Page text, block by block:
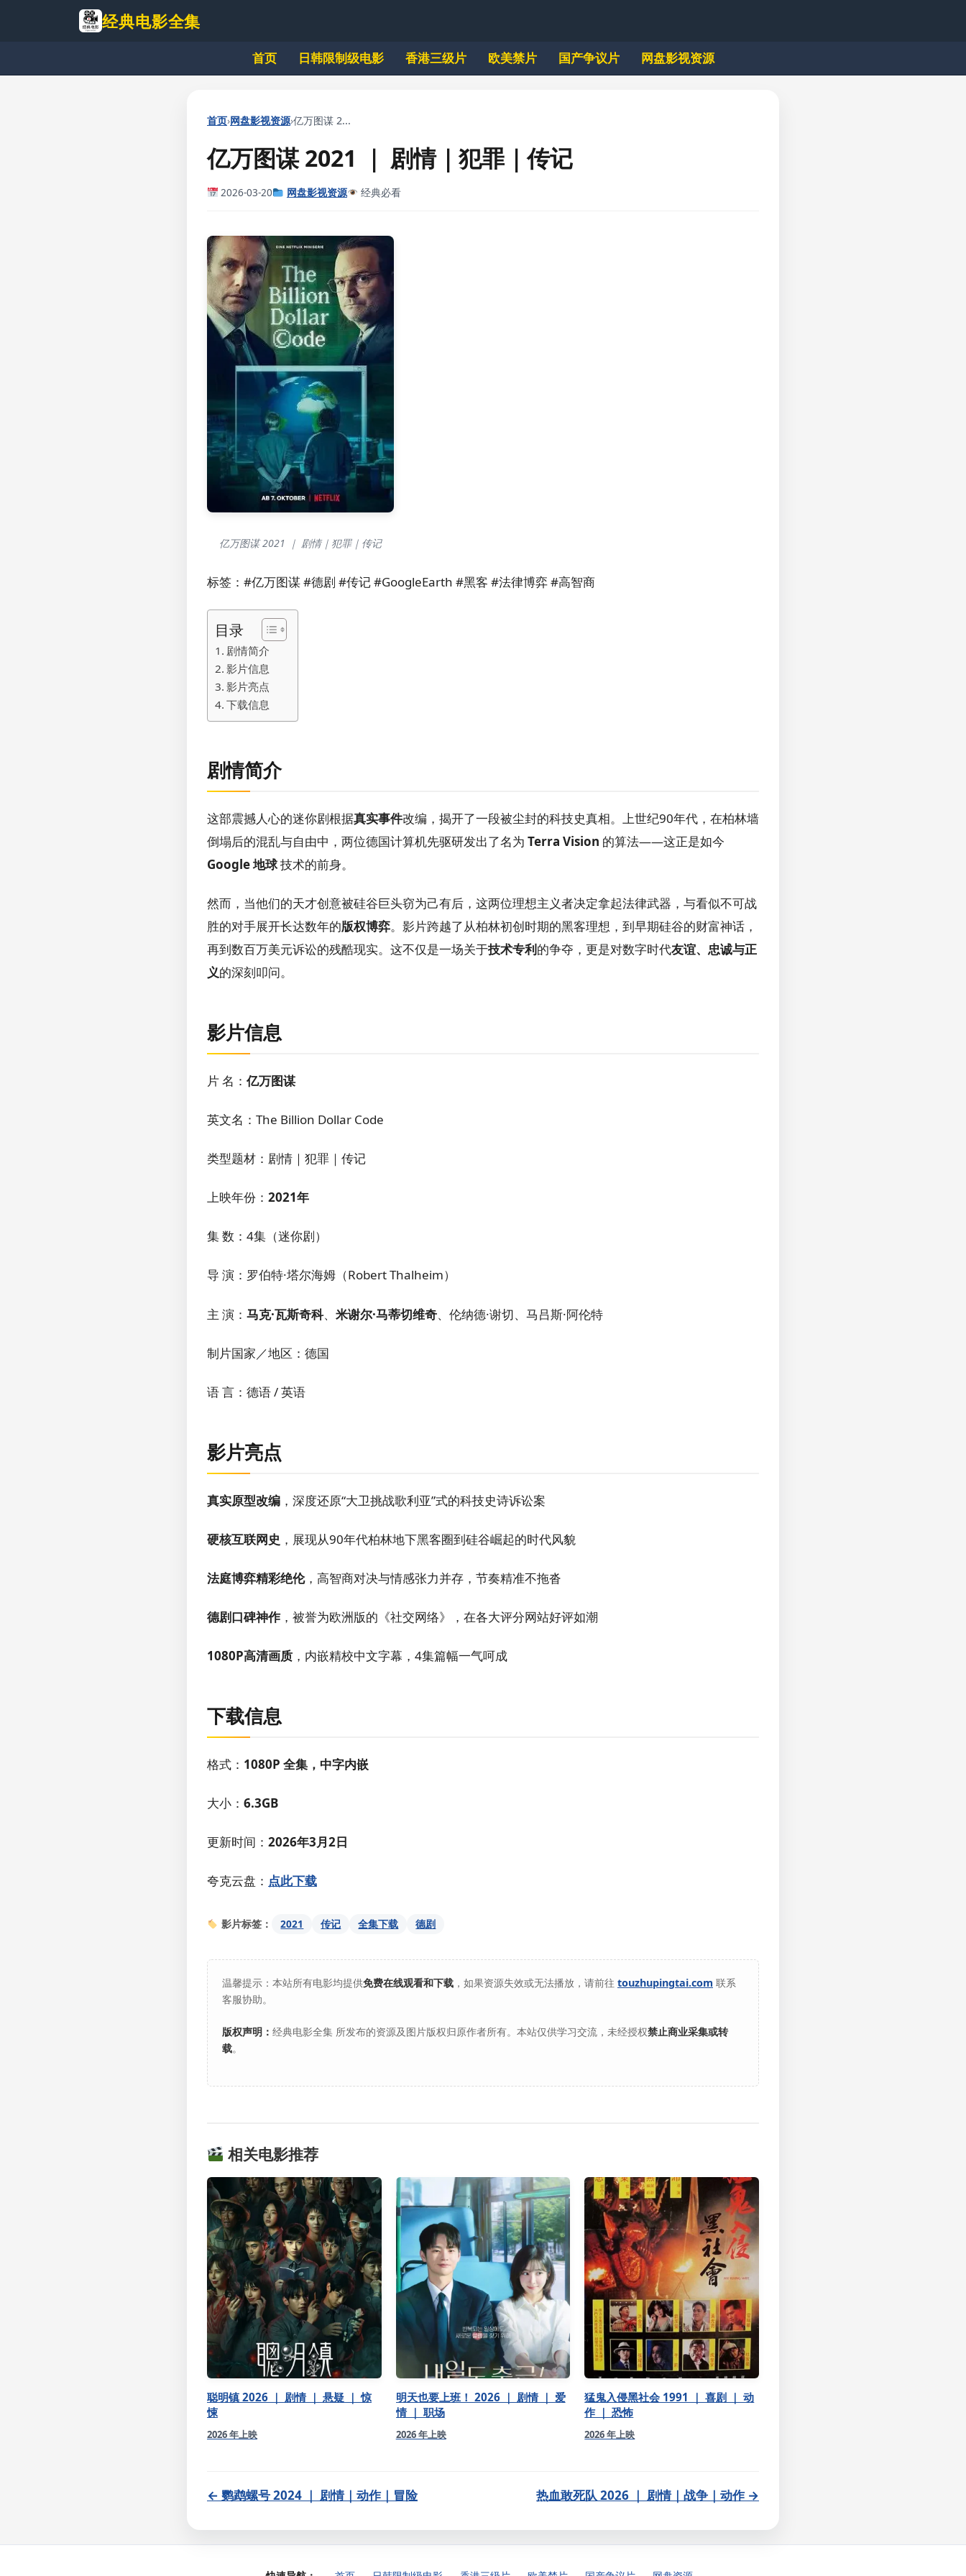
内
经典电影全集
首页 日韩限制级电影 香港三级片 欧美禁片 国产争议片 网盘影视资源
首页›网盘影视资源›亿万图谋 2...
亿万图谋 2021 ｜ 剧情｜犯罪｜传记
2026-03-20 网盘影视资源 经典必看
亿万图谋 2021 ｜ 剧情｜犯罪｜传记
标签：#亿万图谋 #德剧 #传记 #GoogleEarth #黑客 #法律博弈 #高智商
目录
剧情简介
影片信息
影片亮点
下载信息
剧情简介
这部震撼人心的迷你剧根据真实事件改编，揭开了一段被尘封的科技史真相。上世纪90年代，在柏林墙
倒塌后的混乱与自由中，两位德国计算机先驱研发出了名为 Terra Vision 的算法——这正是如今
Google 地球技术的前身。
然而，当他们的天才创意被硅谷巨头窃为己有后，这两位理想主义者决定拿起法律武器，与看似不可战
胜的对手展开长达数年的版权博弈。影片跨越了从柏林初创时期的黑客理想，到早期硅谷的财富神话，
再到数百万美元诉讼的残酷现实。这不仅是一场关于技术专利的争夺，更是对数字时代友谊、忠诚与正
义的深刻叩问。
影片信息
片 名： 亿万图谋
英文名：The Billion Dollar Code
类型题材：剧情｜犯罪｜传记
上映年份： 2021年
集 数：4集（迷你剧）
导 演：罗伯特·塔尔海姆（Robert Thalheim）
主 演： 马克·瓦斯奇科、 米谢尔·马蒂切维奇、伦纳德·谢切、马吕斯·阿伦特
制片国家／地区：德国
语 言：德语 / 英语
影片亮点
真实原型改编 ，深度还原“大卫挑战歌利亚”式的科技史诗诉讼案
硬核互联网史 ，展现从90年代柏林地下黑客圈到硅谷崛起的时代风貌
法庭博弈精彩绝伦，高智商对决与情感张力并存，节奏精准不拖沓
德剧口碑神作，被誉为欧洲版的《社交网络》，在各大评分网站好评如潮
1080P高清画质 ，内嵌精校中文字幕，4集篇幅一气呵成
下载信息
格式： 1080P 全集，中字内嵌
大小： 6.3GB
更新时间： 2026年3月2日
夸克云盘： 点此下载
影片标签： 2021 传记 全集下载 德剧
温馨提示：本站所有电影均提供免费在线观看和下载 ，如果资源失效或无法播放，请前往 touzhupingtai.com 联系
客服协助。
版权声明： 经典电影全集 所发布的资源及图片版权归原作者所有。本站仅供学习交流，未经授权禁止商业采集或转
载。
相关电影推荐
聪明镇 2026 ｜ 剧情 ｜ 悬疑 ｜ 惊
悚
2026 年上映
明天也要上班！ 2026 ｜ 剧情 ｜ 爱
情 ｜ 职场
2026 年上映
猛鬼入侵黑社会 1991 ｜ 喜剧 ｜ 动
作 ｜ 恐怖
2026 年上映
← 鹦鹉螺号 2024 ｜ 剧情｜动作｜冒险 热血敢死队 2026 ｜ 剧情｜战争｜动作 →